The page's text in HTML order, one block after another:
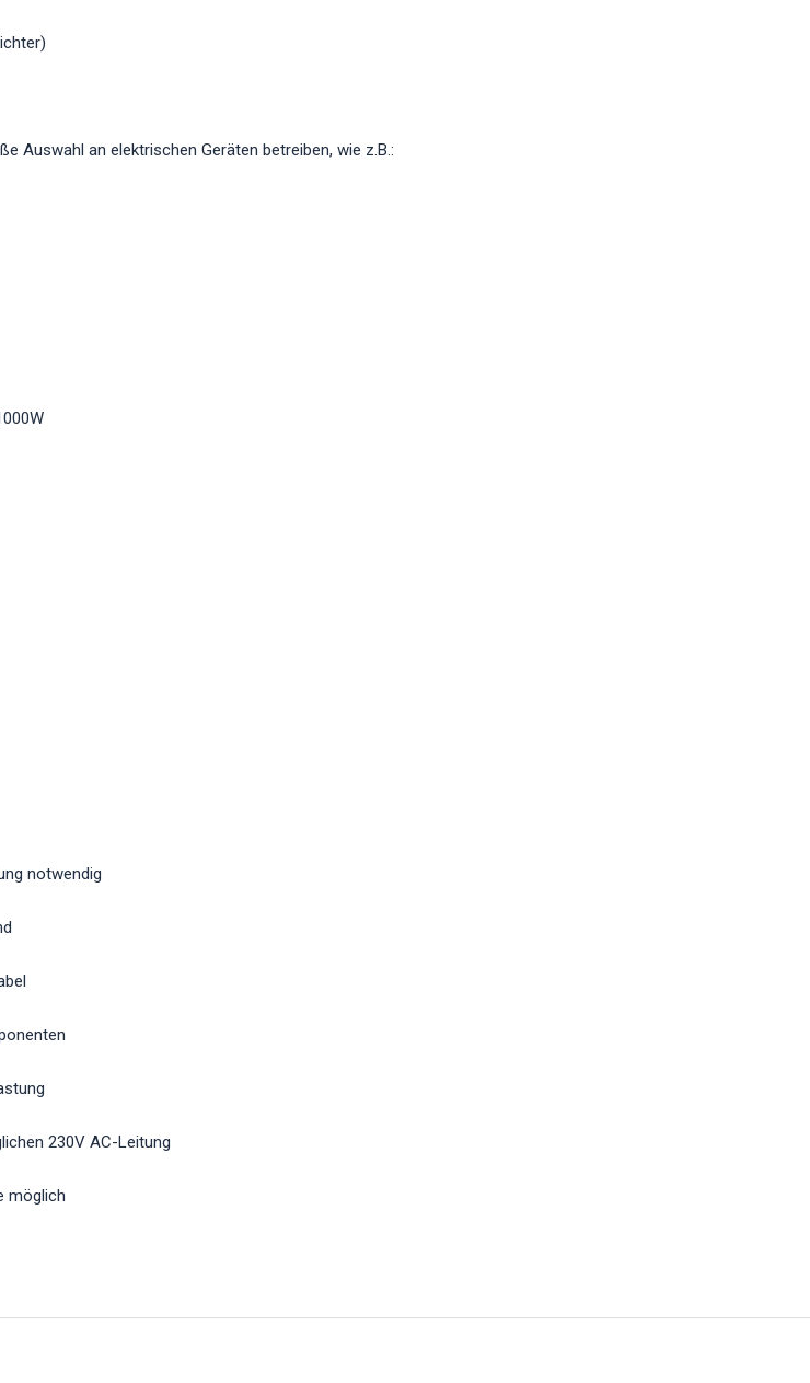
Auswahl an elektrischen Geräten betreiben, wie z.B.:
notwendig
230V AC-Leitung
möglich